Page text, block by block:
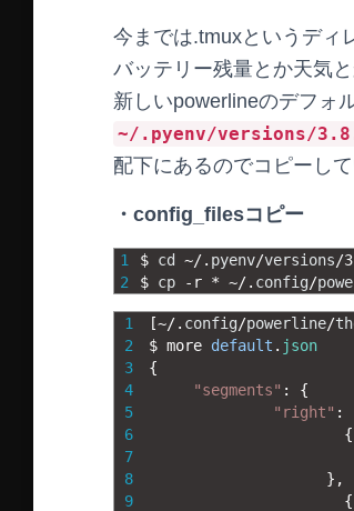
今までは.tmuxというディ
バッテリー残量とか天気
新しいpowerlineのデフォ
~/.pyenv/versions/
配下にあるのでコピーして
・config_filesコピー
1
2
$ cd ~/. pyenv/versions/
$ cp - r * ~/. config/
1
2
3
4
5
6
7
8
9
[~/. config/powerline/
$ more default . json
{
"segments" :
{
"right" :
{
} ,
{